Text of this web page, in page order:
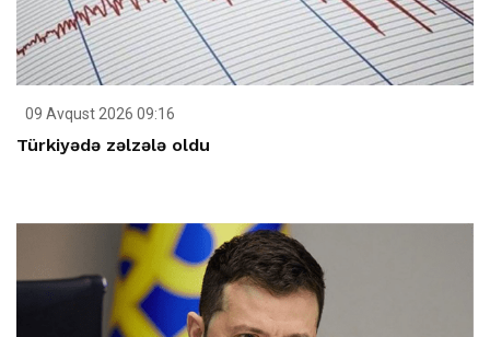
09 Avqust 2026 09:16
Türkiyədə zəlzələ oldu